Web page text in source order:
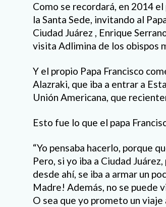
Como se recordará, en 2014
la Santa Sede, invitando al
Ciudad Juárez , Enrique
visita Adlimina de los obispos
Y el propio Papa Francisco
Alazraki, que iba a entrar a
Unión Americana, que
Esto fue lo que el papa
“Yo pensaba hacerlo, porque
Pero, si yo iba a Ciudad
desde ahí, se iba a armar un
Madre! Además, no se puede
O sea que yo prometo un viaje